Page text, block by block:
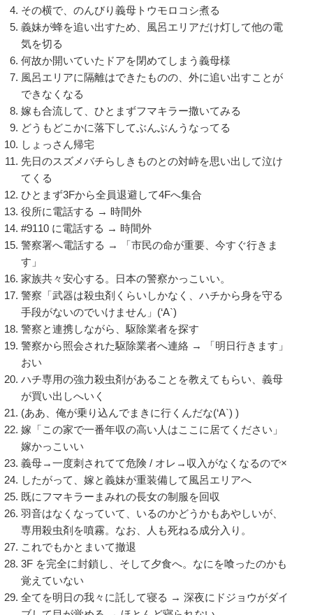
その横で、のんびり義母トウモロコシ煮る
義妹が蜂を追い出すため、風呂エリアだけ灯して他の電
気を切る
何故か開いていたドアを閉めてしまう義母様
風呂エリアに隔離はできたものの、外に追い出すことが
できなくなる
嫁も合流して、ひとまずフマキラー撒いてみる
どうもどこかに落下してぶんぶんうなってる
しょっさん帰宅
先日のスズメバチらしきものとの対峙を思い出して泣け
てくる
ひとまず3Fから全員退避して4Fへ集合
役所に電話する → 時間外
#9110 に電話する → 時間外
警察署へ電話する → 「市民の命が重要、今すぐ行きま
す」
家族共々安心する。日本の警察かっこいい。
警察「武器は殺虫剤くらいしかなく、ハチから身を守る
手段がないのでいけません」(‘A`)
警察と連携しながら、駆除業者を探す
警察から照会された駆除業者へ連絡 → 「明日行きます」
おい
ハチ専用の強力殺虫剤があることを教えてもらい、義母
が買い出しへいく
(ああ、俺が乗り込んでまきに行くんだな(‘A`) )
嫁「この家で一番年収の高い人はここに居てください」
嫁かっこいい
義母→一度刺されてて危険 / オレ→収入がなくなるので×
したがって、嫁と義妹が重装備して風呂エリアへ
既にフマキラーまみれの長女の制服を回収
羽音はなくなっていて、いるのかどうかもあやしいが、
専用殺虫剤を噴霧。なお、人も死ねる成分入り。
これでもかとまいて撤退
3F を完全に封鎖し、そして夕食へ。なにを喰ったのかも
覚えていない
全てを明日の我々に託して寝る → 深夜にドジョウがダイ